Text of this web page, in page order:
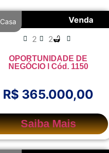
Venda
Casa
2 2
OPORTUNIDADE DE
NEGÓCIO l Cód. 1150
R$ 365.000,00
Saiba Mais